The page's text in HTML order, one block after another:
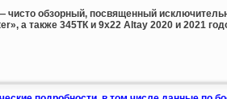
чисто обзорный, посвященный
а также 345ТК и 9х22 Altay 2020 и 2021